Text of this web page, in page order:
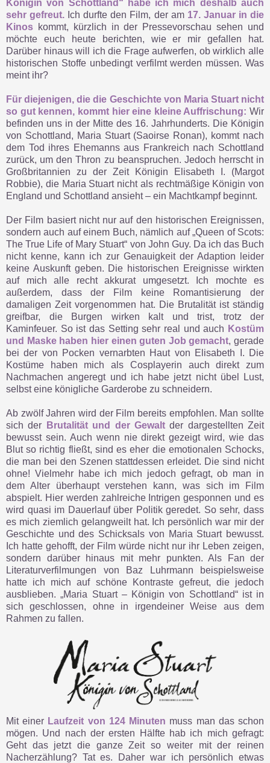
Königin von Schottland“ habe ich mich deshalb auch
sehr gefreut. Ich durfte den Film, der am 17. Januar in die
Kinos kommt, kürzlich in der Pressevorschau sehen und
möchte euch heute berichten, wie er mir gefallen hat.
Darüber hinaus will ich die Frage aufwerfen, ob wirklich alle
historischen Stoffe unbedingt verfilmt werden müssen. Was
meint ihr?
Für diejenigen, die die Geschichte von Maria Stuart nicht
so gut kennen, kommt hier eine kleine Auffrischung: Wir
befinden uns in der Mitte des 16. Jahrhunderts. Die Königin
von Schottland, Maria Stuart (Saoirse Ronan), kommt nach
dem Tod ihres Ehemanns aus Frankreich nach Schottland
zurück, um den Thron zu beanspruchen. Jedoch herrscht in
Großbritannien zu der Zeit Königin Elisabeth I. (Margot
Robbie), die Maria Stuart nicht als rechtmäßige Königin von
England und Schottland ansieht – ein Machtkampf beginnt.
Der Film basiert nicht nur auf den historischen Ereignissen,
sondern auch auf einem Buch, nämlich auf „Queen of Scots:
The True Life of Mary Stuart“ von John Guy. Da ich das Buch
nicht kenne, kann ich zur Genauigkeit der Adaption leider
keine Auskunft geben. Die historischen Ereignisse wirkten
auf mich alle recht akkurat umgesetzt. Ich mochte es
außerdem, dass der Film keine Romantisierung der
damaligen Zeit vorgenommen hat. Die Brutalität ist ständig
greifbar, die Burgen wirken kalt und trist, trotz der
Kaminfeuer. So ist das Setting sehr real und auch Kostüm
und Maske haben hier einen guten Job gemacht, gerade
bei der von Pocken vernarbten Haut von Elisabeth I. Die
Kostüme haben mich als Cosplayerin auch direkt zum
Nachmachen angeregt und ich habe jetzt nicht übel Lust,
selbst eine königliche Garderobe zu schneidern.
Ab zwölf Jahren wird der Film bereits empfohlen. Man sollte
sich der
Brutalität und der Gewaltder dargestellten Zeit
bewusst sein. Auch wenn nie direkt gezeigt wird, wie das
Blut so richtig fließt, sind es eher die emotionalen Schocks,
die man bei den Szenen stattdessen erleidet. Die sind nicht
ohne! Vielmehr habe ich mich jedoch gefragt, ob man in
dem Alter überhaupt verstehen kann, was sich im Film
abspielt. Hier werden zahlreiche Intrigen gesponnen und es
wird quasi im Dauerlauf über Politik geredet. So sehr, dass
es mich ziemlich gelangweilt hat. Ich persönlich war mir der
Geschichte und des Schicksals von Maria Stuart bewusst.
Ich hatte gehofft, der Film würde nicht nur ihr Leben zeigen,
sondern darüber hinaus mit mehr punkten. Als Fan der
Literaturverfilmungen von Baz Luhrmann beispielsweise
hatte ich mich auf schöne Kontraste gefreut, die jedoch
ausblieben. „Maria Stuart – Königin von Schottland“ ist in
sich geschlossen, ohne in irgendeiner Weise aus dem
Rahmen zu fallen.
Mit einer Laufzeit von 124 Minuten muss man das schon
mögen. Und nach der ersten Hälfte hab ich mich gefragt:
Geht das jetzt die ganze Zeit so weiter mit der reinen
Nacherzählung? Tat es. Daher war ich persönlich etwas